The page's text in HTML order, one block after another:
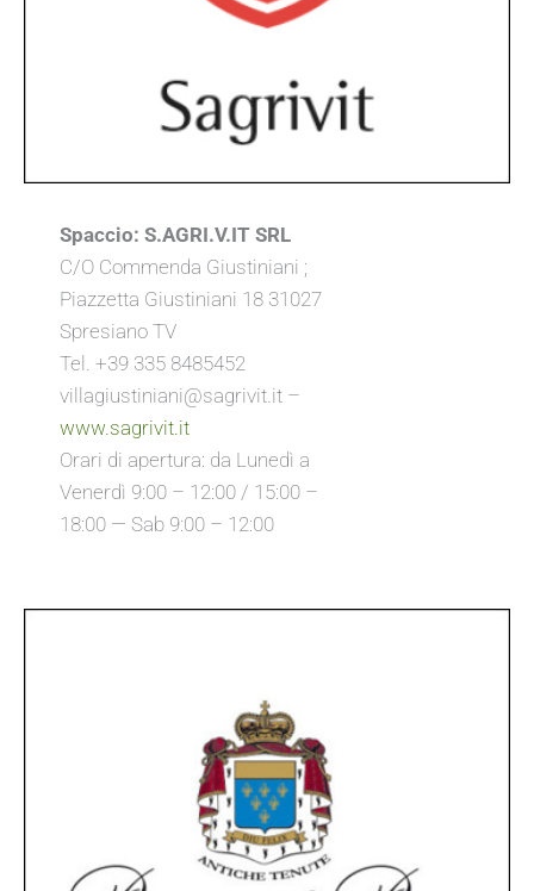
Spaccio: S.AGRI.V.IT SRL
C/O Commenda Giustiniani ;
Piazzetta Giustiniani 18 31027
Spresiano TV
Tel. +39 335 8485452
villagiustiniani@sagrivit.it –
www.sagrivit.it
Orari di apertura: da Lunedì a
Venerdì 9:00 – 12:00 / 15:00 –
18:00 — Sab 9:00 – 12:00